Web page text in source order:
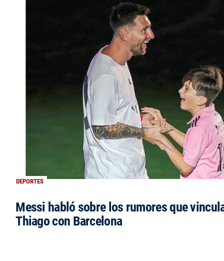
DEPORTES
Messi habló sobre los rumores que
Thiago con Barcelona